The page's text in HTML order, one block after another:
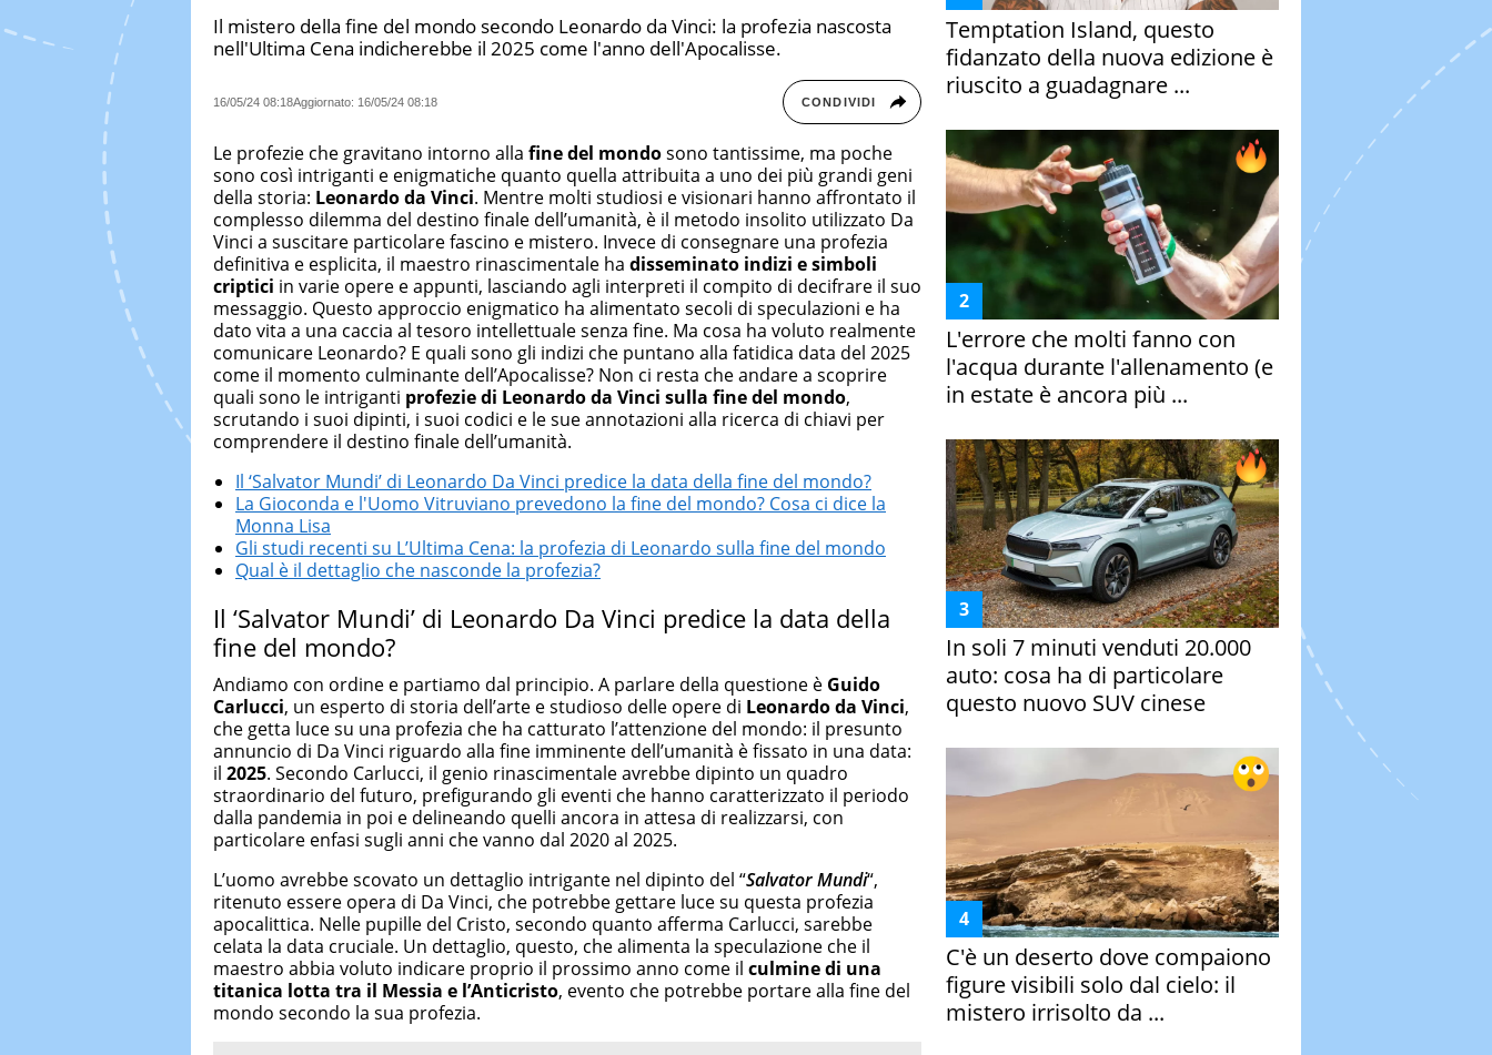
Il mistero della fine del mondo secondo Leonardo da Vinci: la profezia nascosta
nell'Ultima Cena indicherebbe il 2025 come l'anno dell'Apocalisse.
16/05/24 08:18Aggiornato: 16/05/24 08:18 CONDIVIDI
Le profezie che gravitano intorno alla fine del mondosono tantissime, ma poche
sono così intriganti e enigmatiche quanto quella attribuita a uno dei più grandi geni
della storia: Leonardo da Vinci. Mentre molti studiosi e visionari hanno affrontato il
complesso dilemma del destino finale dell’umanità, è il metodo insolito utilizzato Da
Vinci a suscitare particolare fascino e mistero. Invece di consegnare una profezia
definitiva e esplicita, il maestro rinascimentale ha disseminato indizi e simboli
criptici in varie opere e appunti, lasciando agli interpreti il compito di decifrare il suo
messaggio. Questo approccio enigmatico ha alimentato secoli di speculazioni e ha
dato vita a una caccia al tesoro intellettuale senza fine. Ma cosa ha voluto realmente
comunicare Leonardo? E quali sono gli indizi che puntano alla fatidica data del 2025
come il momento culminante dell’Apocalisse? Non ci resta che andare a scoprire
quali sono le intriganti profezie di Leonardo da Vinci sulla fine del mondo,
scrutando i suoi dipinti, i suoi codici e le sue annotazioni alla ricerca di chiavi per
comprendere il destino finale dell’umanità.
Il ‘Salvator Mundi’ di Leonardo Da Vinci predice la data della fine del mondo?
La Gioconda e l'Uomo Vitruviano prevedono la fine del mondo? Cosa ci dice la
Monna Lisa
Gli studi recenti su L’Ultima Cena: la profezia di Leonardo sulla fine del mondo
Qual è il dettaglio che nasconde la profezia?
Il ‘Salvator Mundi’ di Leonardo Da Vinci predice la data della
fine del mondo?
Andiamo con ordine e partiamo dal principio. A parlare della questione è Guido
Carlucci, un esperto di storia dell’arte e studioso delle opere di Leonardo da Vinci,
che getta luce su una profezia che ha catturato l’attenzione del mondo: il presunto
annuncio di Da Vinci riguardo alla fine imminente dell’umanità è fissato in una data:
il 2025. Secondo Carlucci, il genio rinascimentale avrebbe dipinto un quadro
straordinario del futuro, prefigurando gli eventi che hanno caratterizzato il periodo
dalla pandemia in poi e delineando quelli ancora in attesa di realizzarsi, con
particolare enfasi sugli anni che vanno dal 2020 al 2025.
L’uomo avrebbe scovato un dettaglio intrigante nel dipinto del “Salvator Mundi“,
ritenuto essere opera di Da Vinci, che potrebbe gettare luce su questa profezia
apocalittica. Nelle pupille del Cristo, secondo quanto afferma Carlucci, sarebbe
celata la data cruciale. Un dettaglio, questo, che alimenta la speculazione che il
maestro abbia voluto indicare proprio il prossimo anno come il culmine di una
titanica lotta tra il Messia e l’Anticristo, evento che potrebbe portare alla fine del
mondo secondo la sua profezia.
Temptation Island, questo
fidanzato della nuova edizione è
riuscito a guadagnare ...
L'errore che molti fanno con
l'acqua durante l'allenamento (e
in estate è ancora più ...
In soli 7 minuti venduti 20.000
auto: cosa ha di particolare
questo nuovo SUV cinese
C'è un deserto dove compaiono
figure visibili solo dal cielo: il
mistero irrisolto da ...